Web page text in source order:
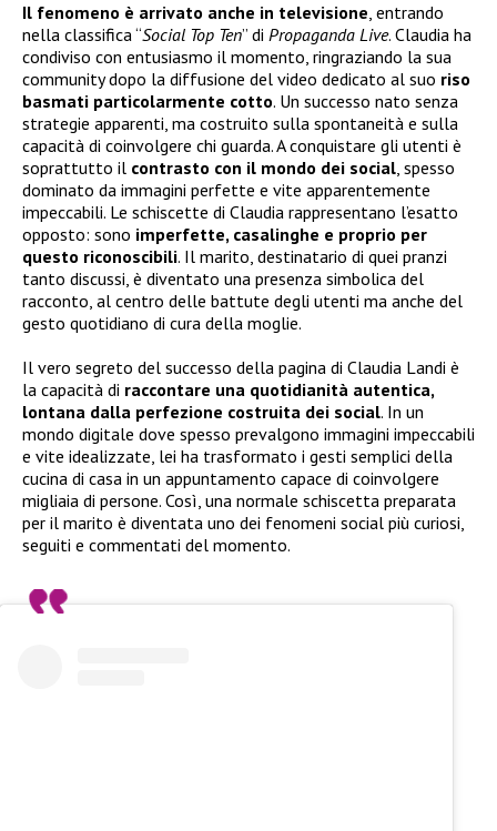
Il fenomeno è arrivato anche in televisione, entrando
nella classifica “Social Top Ten” di Propaganda Live. Claudia ha
condiviso con entusiasmo il momento, ringraziando la sua
community dopo la diffusione del video dedicato al suo riso
basmati particolarmente cotto. Un successo nato senza
strategie apparenti, ma costruito sulla spontaneità e sulla
capacità di coinvolgere chi guarda. A conquistare gli utenti è
soprattutto il contrasto con il mondo dei social, spesso
dominato da immagini perfette e vite apparentemente
impeccabili. Le schiscette di Claudia rappresentano l’esatto
opposto: sono imperfette, casalinghe e proprio per
questo riconoscibili. Il marito, destinatario di quei pranzi
tanto discussi, è diventato una presenza simbolica del
racconto, al centro delle battute degli utenti ma anche del
gesto quotidiano di cura della moglie.
Il vero segreto del successo della pagina di Claudia Landi è
la capacità di raccontare una quotidianità autentica,
lontana dalla perfezione costruita dei social. In un
mondo digitale dove spesso prevalgono immagini impeccabili
e vite idealizzate, lei ha trasformato i gesti semplici della
cucina di casa in un appuntamento capace di coinvolgere
migliaia di persone. Così, una normale schiscetta preparata
per il marito è diventata uno dei fenomeni social più curiosi,
seguiti e commentati del momento.